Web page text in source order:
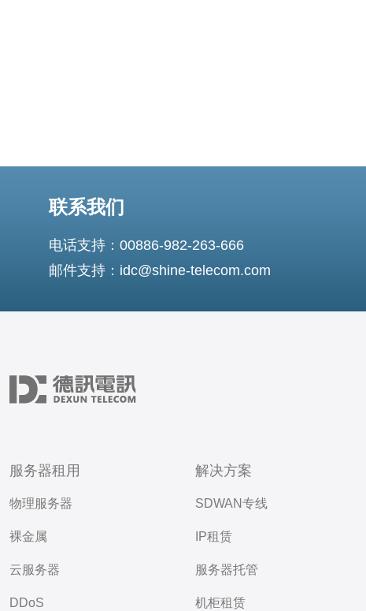
联系我们
电话支持：00886-982-263-666
邮件支持：idc@shine-telecom.com
服务器租用
物理服务器
裸金属
云服务器
DDoS
解决方案
SDWAN专线
IP租赁
服务器托管
机柜租赁